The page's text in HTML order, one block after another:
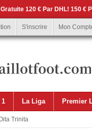
120 € Par DHL! 150 €
S'inscrire Mon
1 La Liga Premier
Trinita